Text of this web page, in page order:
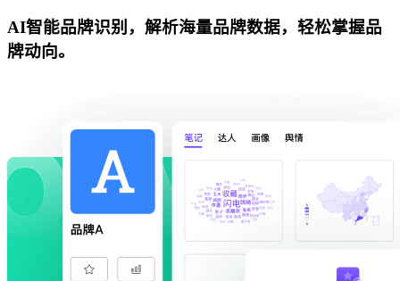
AI智能品牌识别，解析海量品牌数据，轻松掌握品
牌动向。